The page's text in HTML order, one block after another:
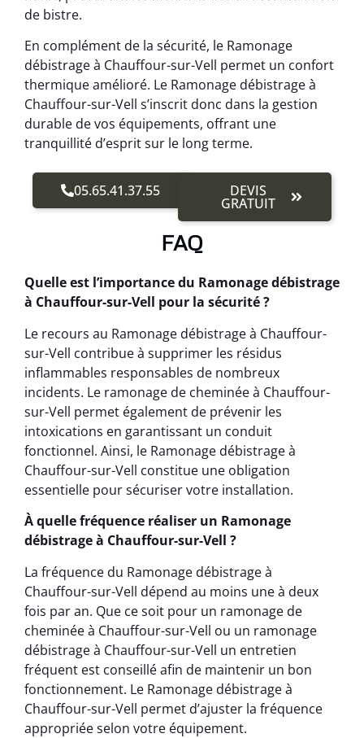
de bistre.
En complément de la sécurité, le Ramonage
débistrage à Chauffour-sur-Vell permet un confort
thermique amélioré. Le Ramonage débistrage à
Chauffour-sur-Vell s’inscrit donc dans la gestion
durable de vos équipements, offrant une
tranquillité d’esprit sur le long terme.
05.65.41.37.55 DEVIS
GRATUIT
FAQ
Quelle est l’importance du Ramonage débistrage
à Chauffour-sur-Vell pour la sécurité ?
Le recours au Ramonage débistrage à Chauffour-
sur-Vell contribue à supprimer les résidus
inflammables responsables de nombreux
incidents. Le ramonage de cheminée à Chauffour-
sur-Vell permet également de prévenir les
intoxications en garantissant un conduit
fonctionnel. Ainsi, le Ramonage débistrage à
Chauffour-sur-Vell constitue une obligation
essentielle pour sécuriser votre installation.
À quelle fréquence réaliser un Ramonage
débistrage à Chauffour-sur-Vell ?
La fréquence du Ramonage débistrage à
Chauffour-sur-Vell dépend au moins une à deux
fois par an. Que ce soit pour un ramonage de
cheminée à Chauffour-sur-Vell ou un ramonage
débistrage à Chauffour-sur-Vell un entretien
fréquent est conseillé afin de maintenir un bon
fonctionnement. Le Ramonage débistrage à
Chauffour-sur-Vell permet d’ajuster la fréquence
appropriée selon votre équipement.